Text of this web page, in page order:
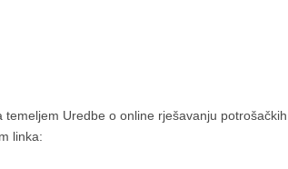
Uredbe o online rješavanju
linka: